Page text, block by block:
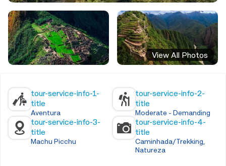
View All Photos
tour-service-info-1-
title
Aventura
tour-service-info-2-
title
Moderate - Demanding
tour-service-info-3-
title
Machu Picchu
tour-service-info-4-
title
Caminhada/Trekking,
Natureza